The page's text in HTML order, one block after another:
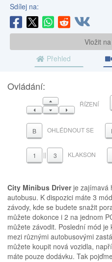
Sdílej na:
Vložit
Přehled
Ovládání:
NAHORU
VLEVODOLŮVPRAVO
ŘÍZENÍ
B OHLÉDNOUT SE
1 || 3 KLAKSON
City Minibus Driverje zajímavá
autobusu. K dispozici máte 3
závody, kde se budete snažit
můžete dokonce i 2 na jednom
můžete závodit. Poslední mód
mezi různými autobusovými
můžete koupit nová vozidla,
máte pouze dodávku. Tak